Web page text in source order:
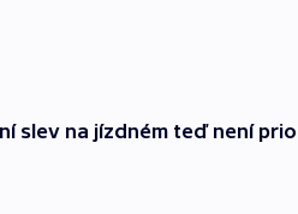
slev na jízdném teď není